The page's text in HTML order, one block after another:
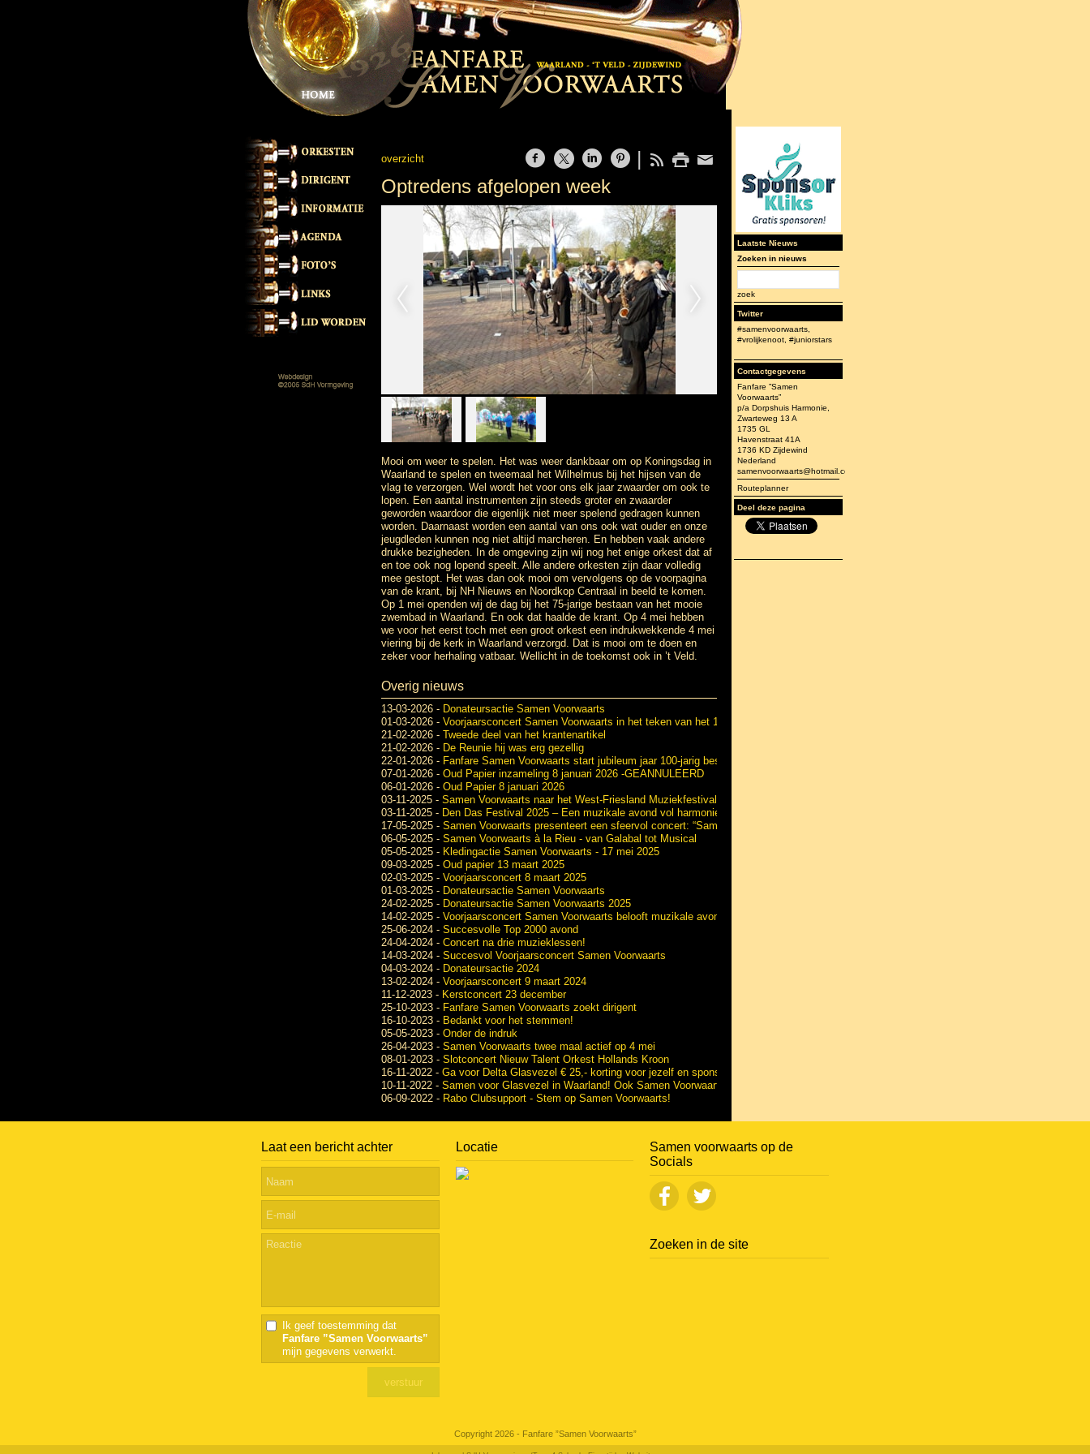
overzicht
Optredens afgelopen week
Mooi om weer te spelen. Het was weer dankbaar om op Koningsdag in
Waarland te spelen en tweemaal het Wilhelmus bij het hijsen van de
vlag te verzorgen. Wel wordt het voor ons elk jaar zwaarder om ook te
lopen. Een aantal instrumenten zijn steeds groter en zwaarder
geworden waardoor die eigenlijk niet meer spelend gedragen kunnen
worden. Daarnaast worden een aantal van ons ook wat ouder en onze
jeugdleden kunnen nog niet altijd marcheren. En hebben vaak andere
drukke bezigheden. In de omgeving zijn wij nog het enige orkest dat af
en toe ook nog lopend speelt. Alle andere orkesten zijn daar volledig
mee gestopt. Het was dan ook mooi om vervolgens op de voorpagina
van de krant, bij NH Nieuws en Noordkop Centraal in beeld te komen.
Op 1 mei openden wij de dag bij het 75-jarige bestaan van het mooie
zwembad in Waarland. En ook dat haalde de krant. Op 4 mei hebben
we voor het eerst toch met een groot orkest een indrukwekkende 4 mei
viering bij de kerk in Waarland verzorgd. Dat is mooi om te doen en
zeker voor herhaling vatbaar. Wellicht in de toekomst ook in ’t Veld.
Overig nieuws
13-03-2026 - Donateursactie Samen Voorwaarts
01-03-2026 - Voorjaarsconcert Samen Voorwaarts in het teken van het 100-jarig bestaan
21-02-2026 - Tweede deel van het krantenartikel
21-02-2026 - De Reunie hij was erg gezellig
22-01-2026 - Fanfare Samen Voorwaarts start jubileum jaar 100-jarig bestaan met grote reünie
07-01-2026 - Oud Papier inzameling 8 januari 2026 -GEANNULEERD
06-01-2026 - Oud Papier 8 januari 2026
03-11-2025 - Samen Voorwaarts naar het West-Friesland Muziekfestival
03-11-2025 - Den Das Festival 2025 – Een muzikale avond vol harmonie en fanfare
17-05-2025 - Samen Voorwaarts presenteert een sfeervol concert: “Samen Voorwaarts à la Rieu”.
06-05-2025 - Samen Voorwaarts à la Rieu - van Galabal tot Musical
05-05-2025 - Kledingactie Samen Voorwaarts - 17 mei 2025
09-03-2025 - Oud papier 13 maart 2025
02-03-2025 - Voorjaarsconcert 8 maart 2025
01-03-2025 - Donateursactie Samen Voorwaarts
24-02-2025 - Donateursactie Samen Voorwaarts 2025
14-02-2025 - Voorjaarsconcert Samen Voorwaarts belooft muzikale avond vol variatie
25-06-2024 - Succesvolle Top 2000 avond
24-04-2024 - Concert na drie muzieklessen!
14-03-2024 - Succesvol Voorjaarsconcert Samen Voorwaarts
04-03-2024 - Donateursactie 2024
13-02-2024 - Voorjaarsconcert 9 maart 2024
11-12-2023 - Kerstconcert 23 december
25-10-2023 - Fanfare Samen Voorwaarts zoekt dirigent
16-10-2023 - Bedankt voor het stemmen!
05-05-2023 - Onder de indruk
26-04-2023 - Samen Voorwaarts twee maal actief op 4 mei
08-01-2023 - Slotconcert Nieuw Talent Orkest Hollands Kroon
16-11-2022 - Ga voor Delta Glasvezel € 25,- korting voor jezelf en sponsor Samen Voorwaarts.
10-11-2022 - Samen voor Glasvezel in Waarland! Ook Samen Voorwaarts doet weer mee
06-09-2022 - Rabo Clubsupport - Stem op Samen Voorwaarts!
Laatste Nieuws
Zoeken in nieuws
zoek
Twitter
#samenvoorwaarts,
#vrolijkenoot, #juniorstars
Contactgegevens
Fanfare ”Samen
Voorwaarts”
p/a Dorpshuis Harmonie,
Zwarteweg 13 A
1735 GL
Havenstraat 41A
1736 KD Zijdewind
Nederland
samenvoorwaarts@hotmail.com
Routeplanner
Deel deze pagina
Laat een bericht achter
Ik geef toestemming dat
Fanfare ”Samen Voorwaarts”
mijn gegevens verwerkt.
Locatie
Samen voorwaarts op de
Socials
Zoeken in de site
Copyright 2026 - Fanfare ”Samen Voorwaarts”